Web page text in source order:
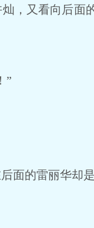
，又看向后面
”
面的雷丽华却是